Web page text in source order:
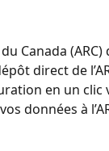
Canada (ARC)
direct de
en un clic
données à